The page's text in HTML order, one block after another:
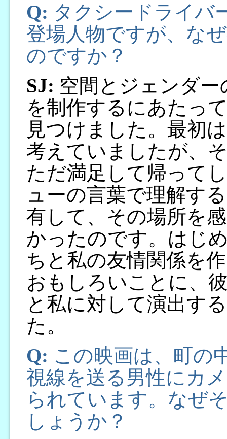
Q: タクシードライバ
登場人物ですが、な
のですか？
SJ: 空間とジェンダ
を制作するにあたっ
見つけました。最初
考えていましたが、
ただ満足して帰って
ューの言葉で理解す
有して、その場所を
かったのです。はじ
ちと私の友情関係を
おもしろいことに、
と私に対して演出す
た。
Q: この映画は、町の
視線を送る男性にカ
られています。なぜ
しょうか？